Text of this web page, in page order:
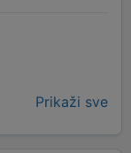
Prikaži sve